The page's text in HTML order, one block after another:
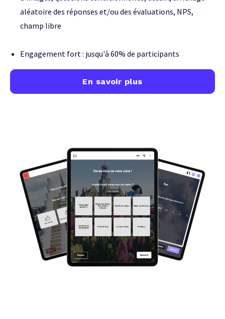
aléatoire des réponses et/ou des évaluations, NPS,
champ libre
Engagement fort : jusqu'à 60% de participants
En savoir plus